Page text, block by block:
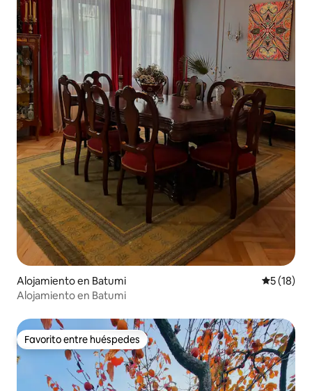
Alojamiento en Batumi
5 (18)
Alojamiento en Batumi
Favorito entre huéspedes
Favorito entre huéspedes